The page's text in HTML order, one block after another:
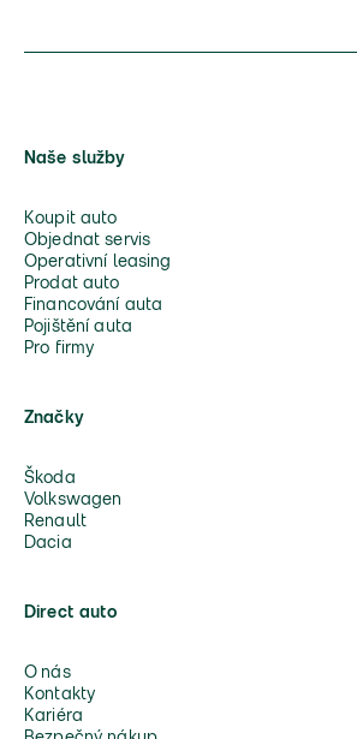
Naše služby
Koupit auto
Objednat servis
Operativní leasing
Prodat auto
Financování auta
Pojištění auta
Pro firmy
Značky
Škoda
Volkswagen
Renault
Dacia
Direct auto
O nás
Kontakty
Kariéra